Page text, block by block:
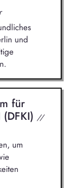
und
für
//
um